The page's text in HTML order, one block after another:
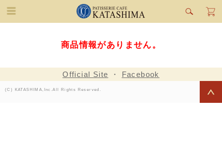
商品情報がありません。
Official Site ・ Facebook
(C) KATASHIMA,Inc.All Rights Reserved.